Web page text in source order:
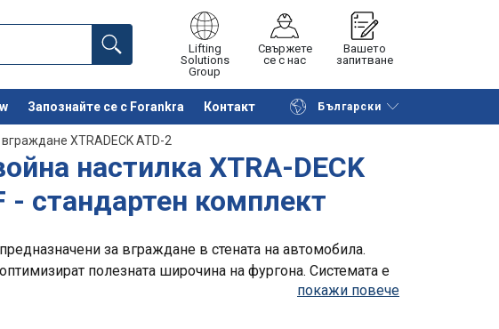
Lifting
Solutions
Group
Свържете
се с нас
Вашето
запитване
Запознайте се с Forankra Контакт Български
Останете на страницата Поискайте оферта
XTRADECK ATD-2
настилка XTRA-DECK
- стандартен комплект
за вграждане в стената на автомобила.
полезната широчина на фургона. Системата е
покажи повече